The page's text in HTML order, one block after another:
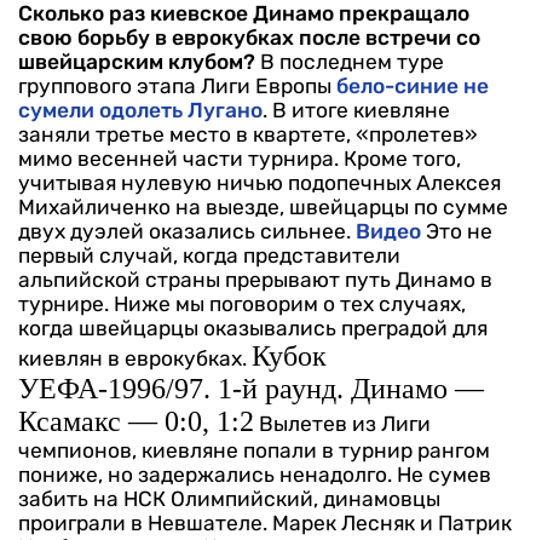
Сколько раз киевское Динамо прекращало
свою борьбу в еврокубках после встречи со
швейцарским клубом? В последнем туре
группового этапа Лиги Европы бело-синие не
сумели одолеть Лугано. В итоге киевляне
заняли третье место в квартете, «пролетев»
мимо весенней части турнира. Кроме того,
учитывая нулевую ничью подопечных Алексея
Михайличенко на выезде, швейцарцы по сумме
двух дуэлей оказались сильнее. Видео Это не
первый случай, когда представители
альпийской страны прерывают путь Динамо в
турнире. Ниже мы поговорим о тех случаях,
когда швейцарцы оказывались преградой для
киевлян в еврокубках. Кубок
УЕФА-1996/97. 1-й раунд. Динамо —
Ксамакс — 0:0, 1:2 Вылетев из Лиги
чемпионов, киевляне попали в турнир рангом
пониже, но задержались ненадолго. Не сумев
забить на НСК Олимпийский, динамовцы
проиграли в Невшателе. Марек Лесняк и Патрик